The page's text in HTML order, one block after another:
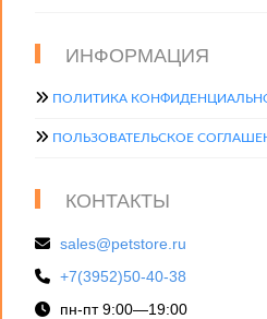
ИНФОРМАЦИЯ
ПОЛИТИКА
ПОЛЬЗОВАТЕЛЬСКОЕ
КОНТАКТЫ
sales@petstore.ru
+7(3952)50-40-38
пн-пт 9:00—19:00